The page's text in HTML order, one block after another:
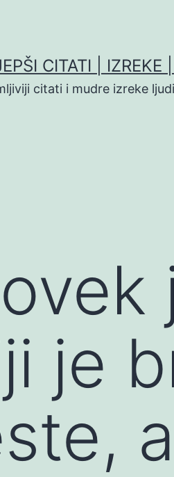
CITATI | IZREKE
citati i mudre izreke
je